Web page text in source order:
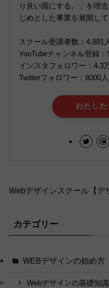
り良い国にする。」を理
じめとした事業を展開して
スクール受講者数：4,881人
YouTubeチャンネル登録：
インスタフォロワー：4.3
Twitterフォロワー：8000人
わたし
Webデザインスクール【デ
カテゴリー
WEBデザインの始め方
Webデザインの基礎知識